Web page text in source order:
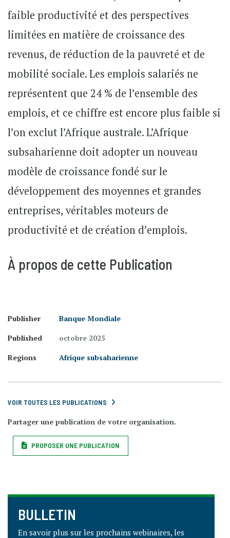
faible productivité et des perspectives
limitées en matière de croissance des
revenus, de réduction de la pauvreté et de
mobilité sociale. Les emplois salariés ne
représentent que 24 % de l’ensemble des
emplois, et ce chiffre est encore plus faible si
l’on exclut l’Afrique australe. L’Afrique
subsaharienne doit adopter un nouveau
modèle de croissance fondé sur le
développement des moyennes et grandes
entreprises, véritables moteurs de
productivité et de création d’emplois.
À propos de cette Publication
Publisher
Banque Mondiale
Published
octobre 2025
Regions
Afrique subsaharienne
VOIR TOUTES LES PUBLICATIONS
Partager une publication de votre organisation.
PROPOSER UNE PUBLICATION
BULLETIN
En savoir plus sur les prochains webinaires, les